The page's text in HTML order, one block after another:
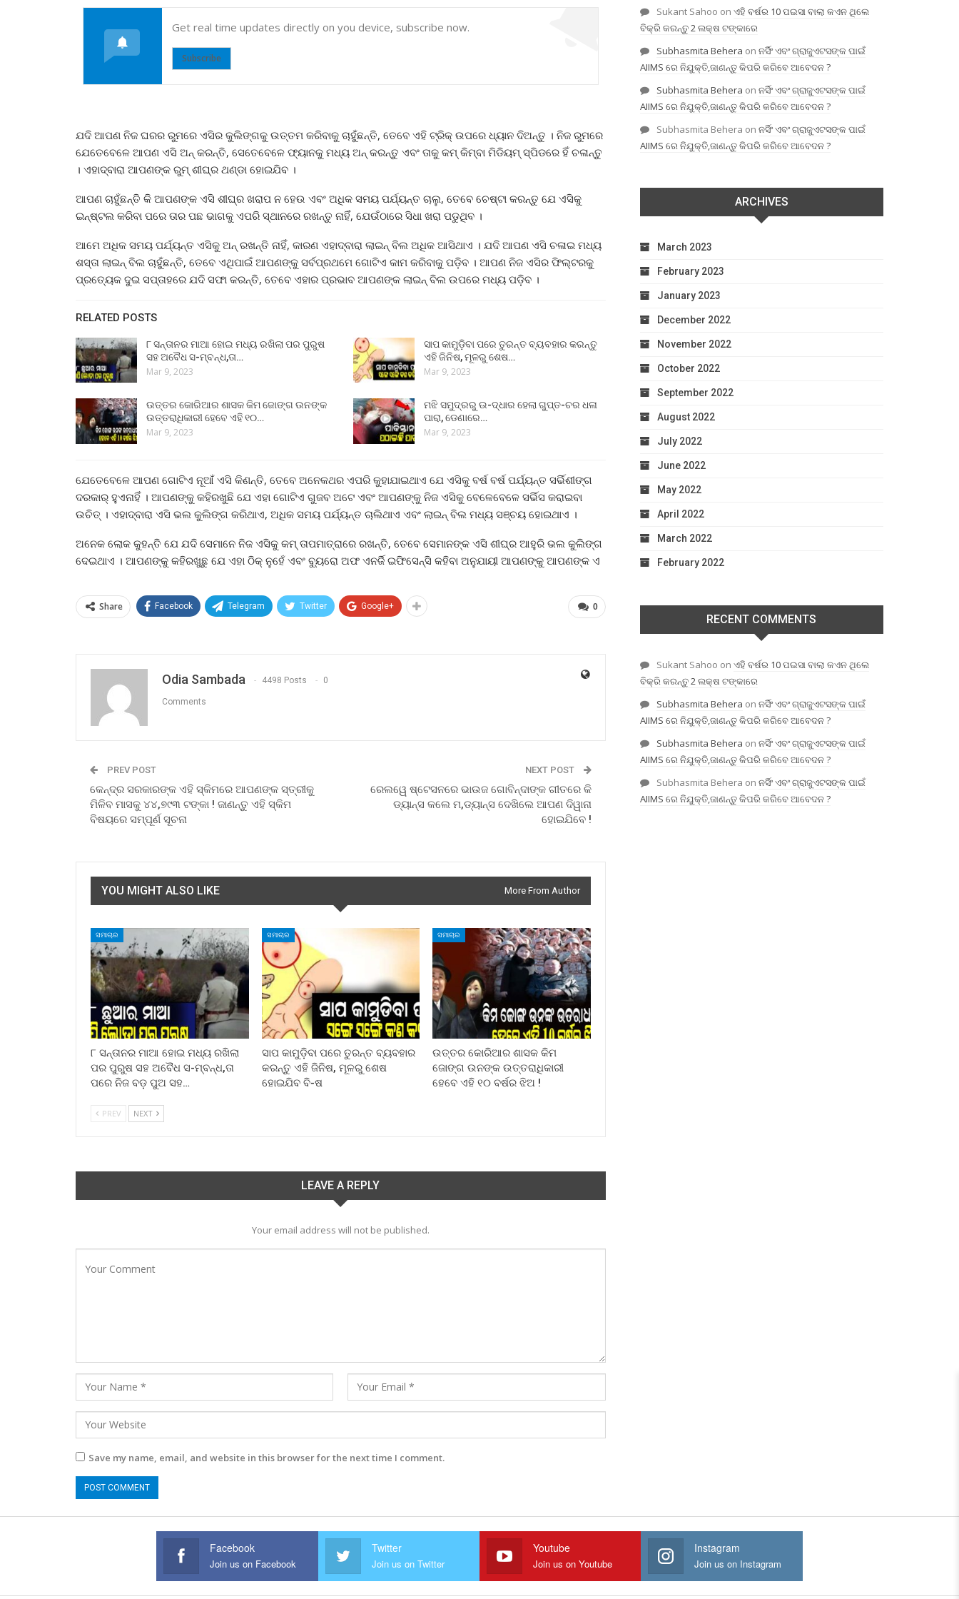
Get real time updates directly on you device, subscribe now.
Subscribe
ଯଦି ଆପଣ ନିଜ ଘରର ରୁମରେ ଏସିର କୁଲିଙ୍ଗକୁ ଉତ୍ତମ କରିବାକୁ ଚାହୁଁଛନ୍ତି, ତେବେ ଏହି ଟ୍ରିକ୍ ଉପରେ ଧ୍ୟାନ ଦିଅନ୍ତୁ । ନିଜ ରୁମରେ
ଯେତେବେଳେ ଆପଣ ଏସି ଅନ୍ କରନ୍ତି, ସେତେବେଳେ ଫ୍ୟାନକୁ ମଧ୍ୟ ଅନ୍ କରନ୍ତୁ ଏବଂ ତାକୁ କମ୍ କିମ୍ବା ମିଡିୟମ୍ ସ୍ପିଡରେ ହିଁ ଚଳାନ୍ତୁ
। ଏହାଦ୍ବାରା ଆପଣଙ୍କ ରୁମ୍ ଶୀଘ୍ର ଥଣ୍ଡା ହୋଇଯିବ ।
ଆପଣ ଚାହୁଁଛନ୍ତି କି ଆପଣଙ୍କ ଏସି ଶୀଘ୍ର ଖରାପ ନ ହେଉ ଏବଂ ଅଧିକ ସମୟ ପର୍ଯ୍ୟନ୍ତ ଚାଲୁ, ତେବେ ଚେଷ୍ଟା କରନ୍ତୁ ଯେ ଏସିକୁ
ଇନ୍ଷ୍ଟଲ କରିବା ପରେ ତାର ପଛ ଭାଗକୁ ଏପରି ସ୍ଥାନରେ ରଖନ୍ତୁ ନାହିଁ, ଯେଉଁଠାରେ ସିଧା ଖରା ପଡୁଥିବ ।
ଆମେ ଅଧିକ ସମୟ ପର୍ଯ୍ୟନ୍ତ ଏସିକୁ ଅନ୍ ରଖନ୍ତି ନାହିଁ, କାରଣ ଏହାଦ୍ବାରା ଲାଇନ୍ ବିଲ ଅଧିକ ଆସିଥାଏ । ଯଦି ଆପଣ ଏସି ଚଳାଇ ମଧ୍ୟ
ଶସ୍ତା ଲାଇନ୍ ବିଲ ଚାହୁଁଛନ୍ତି, ତେବେ ଏଥିପାଇଁ ଆପଣଙ୍କୁ ସର୍ବପ୍ରଥମେ ଗୋଟିଏ କାମ କରିବାକୁ ପଡ଼ିବ । ଆପଣ ନିଜ ଏସିର ଫିଲ୍ଟରକୁ
ପ୍ରତ୍ୟେକ ଦୁଇ ସପ୍ତାହରେ ଯଦି ସଫା କରନ୍ତି, ତେବେ ଏହାର ପ୍ରଭାବ ଆପଣଙ୍କ ଲାଇନ୍ ବିଲ ଉପରେ ମଧ୍ୟ ପଡ଼ିବ ।
RELATED POSTS
୮ ସନ୍ତାନର ମାଆ ହୋଇ ମଧ୍ୟ ରଖିଲା ପର ପୁରୁଷ
ସହ ଅବୈଧ ସ-ମ୍ବନ୍ଧ,ତା…
Mar 9, 2023
ସାପ କାମୁଡ଼ିବା ପରେ ତୁରନ୍ତ ବ୍ୟବହାର କରନ୍ତୁ
ଏହି ଜିନିଷ, ମୂଳରୁ ଶେଷ…
Mar 9, 2023
ଉତ୍ତର କୋରିଆର ଶାସକ କିମ ଜୋଙ୍ଗ ଉନଙ୍କ
ଉତ୍ତରାଧିକାରୀ ହେବେ ଏହି ୧୦…
Mar 9, 2023
ମଝି ସମୁଦ୍ରରୁ ଉ-ଦ୍ଧାର ହେଲା ଗୁପ୍ତ-ଚର ଧଳା
ପାରା, ଡେଣାରେ…
Mar 9, 2023
ଯେତେବେଳେ ଆପଣ ଗୋଟିଏ ନୂଆଁ ଏସି କିଣନ୍ତି, ତେବେ ଅନେକଥର ଏପରି କୁହାଯାଇଥାଏ ଯେ ଏସିକୁ ବର୍ଷ ବର୍ଷ ପର୍ଯ୍ୟନ୍ତ ସର୍ଭିଶୀଙ୍ଗ
ଦରକାର୍ ହୁଏନାହିଁ । ଆପଣଙ୍କୁ କହିରଖୁଛି ଯେ ଏହା ଗୋଟିଏ ଗୁଜବ ଅଟେ ଏବଂ ଆପଣଙ୍କୁ ନିଜ ଏସିକୁ ବେଳେବେଳେ ସର୍ଭିସ କରାଇବା
ଉଚିତ୍ । ଏହାଦ୍ବାରା ଏସି ଭଲ କୁଲିଙ୍ଗ କରିଥାଏ, ଅଧିକ ସମୟ ପର୍ଯ୍ୟନ୍ତ ଚାଲିଥାଏ ଏବଂ ଲାଇନ୍ ବିଲ ମଧ୍ୟ ସଞ୍ଚୟ ହୋଇଥାଏ ।
ଅନେକ ଲୋକ କୁହନ୍ତି ଯେ ଯଦି ସେମାନେ ନିଜ ଏସିକୁ କମ୍ ତାପମାତ୍ରାରେ ରଖନ୍ତି, ତେବେ ସେମାନଙ୍କ ଏସି ଶୀଘ୍ର ଆହୁରି ଭଲ କୁଲିଙ୍ଗ
ଦେଇଥାଏ । ଆପଣଙ୍କୁ କହିରଖୁଛୁ ଯେ ଏହା ଠିକ୍ ନୁହେଁ ଏବଂ ବ୍ୟୁରୋ ଅଫ ଏନର୍ଜି ଇଫିସେନ୍ସି କହିବା ଅନୁଯାୟୀ ଆପଣଙ୍କୁ ଆପଣଙ୍କ ଏ
0
Share Facebook Telegram Twitter Google+
Odia Sambada 4498 Posts 0
Comments
PREV POST
କେନ୍ଦ୍ର ସରକାରଙ୍କ ଏହି ସ୍କିମରେ ଆପଣଙ୍କ ସ୍ତ୍ରୀକୁ
ମିଳିବ ମାସକୁ ୪୪,୭୯୩ ଟଙ୍କା ! ଜାଣନ୍ତୁ ଏହି ସ୍କିମ
ବିଷୟରେ ସମ୍ପୂର୍ଣ ସୂଚନା
NEXT POST
ରେଲୱେ ଷ୍ଟେସନରେ ଭାଉଜ ଗୋବିନ୍ଦାଙ୍କ ଗୀତରେ କି
ଡ୍ୟାନ୍ସ କଲେ ମ,ଡ୍ୟାନ୍ସ ଦେଖିଲେ ଆପଣ ଦିୱାନା
ହୋଇଯିବେ !
YOU MIGHT ALSO LIKE More From Author
ସମାଚାର
୮ ସନ୍ତାନର ମାଆ ହୋଇ ମଧ୍ୟ ରଖିଲା
ପର ପୁରୁଷ ସହ ଅବୈଧ ସ-ମ୍ବନ୍ଧ,ତା
ପରେ ନିଜ ବଡ଼ ପୁଅ ସହ…
ସମାଚାର
ସାପ କାମୁଡ଼ିବା ପରେ ତୁରନ୍ତ ବ୍ୟବହାର
କରନ୍ତୁ ଏହି ଜିନିଷ, ମୂଳରୁ ଶେଷ
ହୋଇଯିବ ବି-ଷ
ସମାଚାର
ଉତ୍ତର କୋରିଆର ଶାସକ କିମ
ଜୋଙ୍ଗ ଉନଙ୍କ ଉତ୍ତରାଧିକାରୀ
ହେବେ ଏହି ୧୦ ବର୍ଷର ଝିଅ !
PREV NEXT
LEAVE A REPLY
Your email address will not be published.
Save my name, email, and website in this browser for the next time I comment.
Sukant Sahoo on ଏହି ବର୍ଷର 10 ପଇସା ବାଲା କଏନ ଥିଲେ
ବିକ୍ରି କରନ୍ତୁ 2 ଲକ୍ଷ ଟଙ୍କାରେ
Subhasmita Behera on ନର୍ସିଂ ଏବଂ ଗ୍ରାଜୁଏଟସଙ୍କ ପାଇଁ
AIIMS ରେ ନିଯୁକ୍ତି,ଜାଣନ୍ତୁ କିପରି କରିବେ ଆବେଦନ ?
Subhasmita Behera on ନର୍ସିଂ ଏବଂ ଗ୍ରାଜୁଏଟସଙ୍କ ପାଇଁ
AIIMS ରେ ନିଯୁକ୍ତି,ଜାଣନ୍ତୁ କିପରି କରିବେ ଆବେଦନ ?
Subhasmita Behera on ନର୍ସିଂ ଏବଂ ଗ୍ରାଜୁଏଟସଙ୍କ ପାଇଁ
AIIMS ରେ ନିଯୁକ୍ତି,ଜାଣନ୍ତୁ କିପରି କରିବେ ଆବେଦନ ?
ARCHIVES
March 2023
February 2023
January 2023
December 2022
November 2022
October 2022
September 2022
August 2022
July 2022
June 2022
May 2022
April 2022
March 2022
February 2022
RECENT COMMENTS
Sukant Sahoo on ଏହି ବର୍ଷର 10 ପଇସା ବାଲା କଏନ ଥିଲେ
ବିକ୍ରି କରନ୍ତୁ 2 ଲକ୍ଷ ଟଙ୍କାରେ
Subhasmita Behera on ନର୍ସିଂ ଏବଂ ଗ୍ରାଜୁଏଟସଙ୍କ ପାଇଁ
AIIMS ରେ ନିଯୁକ୍ତି,ଜାଣନ୍ତୁ କିପରି କରିବେ ଆବେଦନ ?
Subhasmita Behera on ନର୍ସିଂ ଏବଂ ଗ୍ରାଜୁଏଟସଙ୍କ ପାଇଁ
AIIMS ରେ ନିଯୁକ୍ତି,ଜାଣନ୍ତୁ କିପରି କରିବେ ଆବେଦନ ?
Subhasmita Behera on ନର୍ସିଂ ଏବଂ ଗ୍ରାଜୁଏଟସଙ୍କ ପାଇଁ
AIIMS ରେ ନିଯୁକ୍ତି,ଜାଣନ୍ତୁ କିପରି କରିବେ ଆବେଦନ ?
Facebook
Join us on Facebook
Twitter
Join us on Twitter
Youtube
Join us on Youtube
Instagram
Join us on Instagram